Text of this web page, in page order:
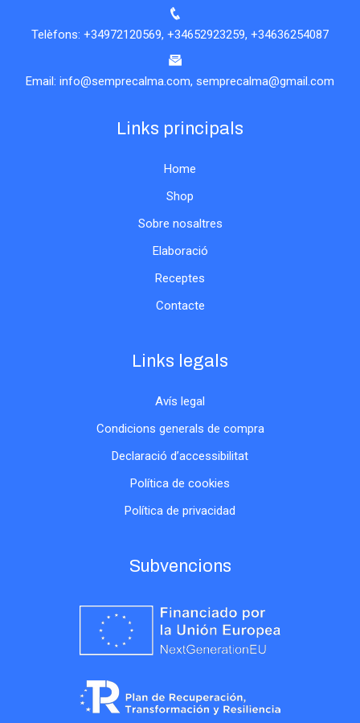
Telèfons: +34972120569, +34652923259, +34636254087
Email: info@semprecalma.com, semprecalma@gmail.com
Links principals
Home
Shop
Sobre nosaltres
Elaboració
Receptes
Contacte
Links legals
Avís legal
Condicions generals de compra
Declaració d’accessibilitat
Política de cookies
Política de privacidad
Subvencions